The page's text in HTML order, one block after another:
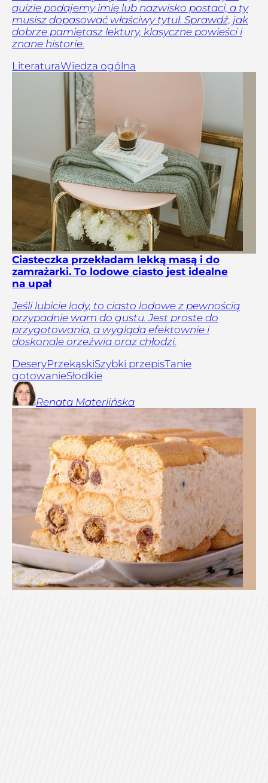
quizie podajemy imię lub nazwisko postaci, a ty
musisz dopasować właściwy tytuł. Sprawdź, jak
dobrze pamiętasz lektury, klasyczne powieści i
znane historie.
LiteraturaWiedza ogólna
Ciasteczka przekładam lekką masą i do
zamrażarki. To lodowe ciasto jest idealne
na upał
Jeśli lubicie lody, to ciasto lodowe z pewnością
przypadnie wam do gustu. Jest proste do
przygotowania, a wygląda efektownie i
doskonale orzeźwia oraz chłodzi.
DeseryPrzekąskiSzybki przepisTanie
gotowanieSłodkie
Renata Materlińska